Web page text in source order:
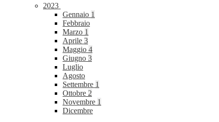
2023
Gennaio 1
Febbraio
Marzo 1
Aprile 3
Maggio 4
Giugno 3
Luglio
Agosto
Settembre 1
Ottobre 2
Novembre 1
Dicembre